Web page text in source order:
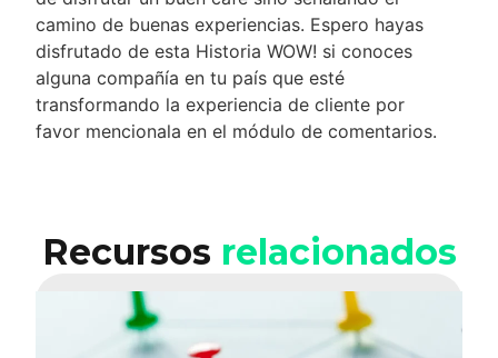
camino de buenas experiencias. Espero hayas
disfrutado de esta Historia WOW! si conoces
alguna compañía en tu país que esté
transformando la experiencia de cliente por
favor mencionala en el módulo de comentarios.
Recursos relacionados